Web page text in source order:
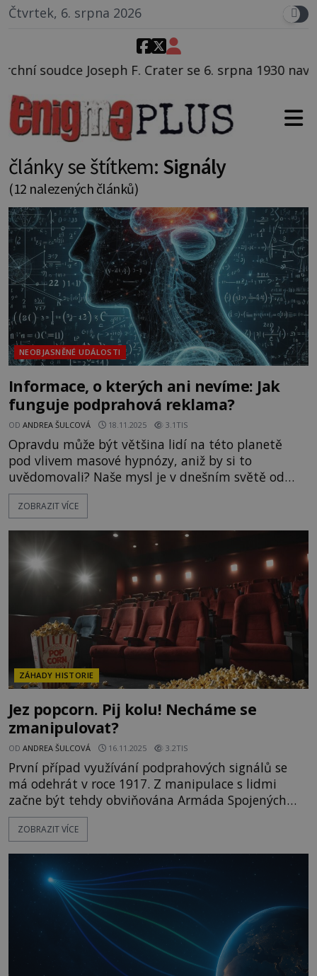
Čtvrtek, 6. srpna 2026
se 6. srpna 1930 navečeří ve své oblíbené
články se štítkem: Signály
(12 nalezených článků)
NEOBJASNĚNÉ UDÁLOSTI
Informace, o kterých ani nevíme: Jak
funguje podprahová reklama?
OD ANDREA ŠULCOVÁ 18.11.2025 3.1TIS
Opravdu může být většina lidí na této planetě
pod vlivem masové hypnózy, aniž by si to
uvědomovali? Naše mysl je v dnešním světě od
rána do večera zahlcována neuvěřitelným
množstvím informací. Z nich si člověk těžko vybírá
vědomí. Ovšem podvědomí je absorbuje naprosto
všechny... Podprahové podněty tak využívají
ZOBRAZIT VÍCE
ZÁHADY HISTORIE
Jez popcorn. Pij kolu! Necháme se
zmanipulovat?
OD ANDREA ŠULCOVÁ 16.11.2025 3.2TIS
První případ využívání podprahových signálů se
má odehrát v roce 1917. Z manipulace s lidmi
začne být tehdy obviňována Armáda Spojených
států amerických. Ta v té době údajně začne do
různých skladeb, plakátů a reklam umisťovat
službu v armádě. Domnělým cílem je tak jediné –
přimět americkou mládež k tomu,
ZOBRAZIT VÍCE